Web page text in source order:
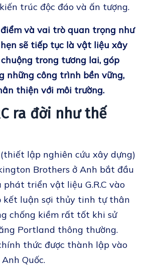
trúc độc đáo và ấn tượng.
và vai trò quan trọng như
hẹn sẽ tiếp tục là vật liệu xây
trong tương lai, góp
những công trình bền vững,
thiện với môi trường.
ra đời như thế
(thiết lập nghiên cứu xây dựng)
Brothers ở Anh bắt đầu
phát triển vật liệu G.R.C vào
kết luận sợi thủy tinh tự thân
chống kiềm rất tốt khi sử
Portland thông thường.
thức được thành lập vào
Quốc.